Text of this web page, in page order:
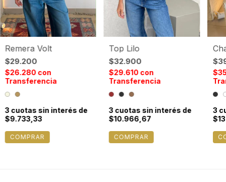
Remera Volt
$29.200
$26.280 con
Transferencia
3 cuotas sin interés de
$9.733,33
COMPRAR
Top Lilo
$32.900
$29.610 con
Transferencia
3 cuotas sin interés de
$10.966,67
COMPRAR
3